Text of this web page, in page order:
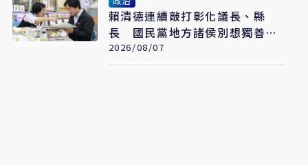
賴清德連續敲打彰化議長、縣
長 國民黨地方諸侯別想獨善其
身
2026/08/07